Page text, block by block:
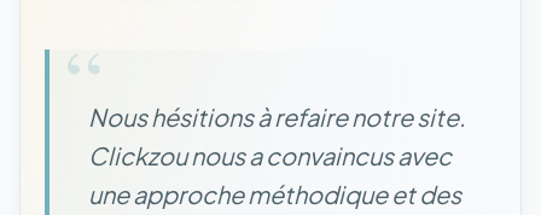
“Nous hésitions à refaire notre site.
Clickzou nous a convaincus avec
une approche méthodique et des